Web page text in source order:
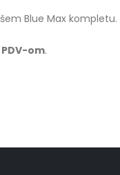
Blue Max kompletu.
om.